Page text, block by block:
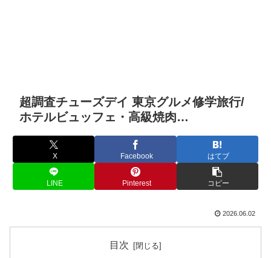
超調査チューズデイ 東京グルメ修学旅行/
ホテルビュッフェ・高級焼肉…
X Facebook はてブ
LINE Pinterest コピー
2026.06.02
目次